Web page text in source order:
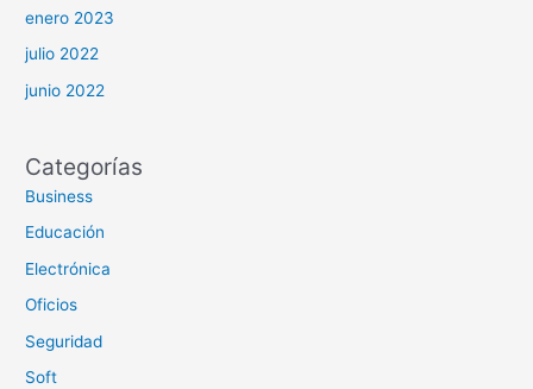
enero 2023
julio 2022
junio 2022
Categorías
Business
Educación
Electrónica
Oficios
Seguridad
Soft